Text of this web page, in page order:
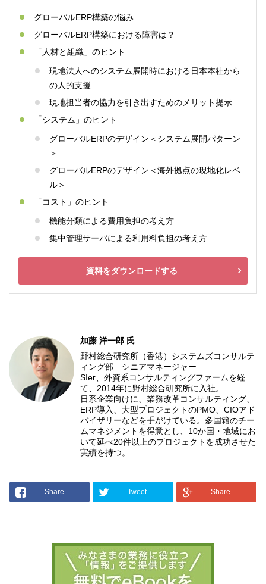
グローバルERP構築の悩み
グローバルERP構築における障害は？
「人材と組織」のヒント
現地法人へのシステム展開時における日本本社から
の人的支援
現地担当者の協力を引き出すためのメリット提示
「システム」のヒント
グローバルERPのデザイン＜システム展開パターン
＞
グローバルERPのデザイン＜海外拠点の現地化レベ
ル＞
「コスト」のヒント
機能分類による費用負担の考え方
集中管理サーバによる利用料負担の考え方
資料をダウンロードする
加藤 洋一郎 氏
野村総合研究所（香港）システムズコンサルテ
ィング部 シニアマネージャー
SIer、外資系コンサルティングファームを経
て、2014年に野村総合研究所に入社。
日系企業向けに、業務改革コンサルティング、
ERP導入、大型プロジェクトのPMO、CIOアド
バイザリーなどを手がけている。多国籍のチー
ムマネジメントを得意とし、10か国・地域にお
いて延べ20件以上のプロジェクトを成功させた
実績を持つ。
Share Tweet Share